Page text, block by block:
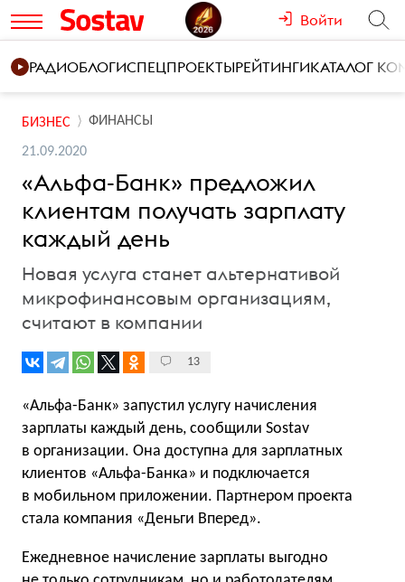
Войти
РАДИОБЛОГИСПЕЦПРОЕКТЫРЕЙТИНГИКАТАЛОГ
БИЗНЕС ФИНАНСЫ
21.09.2020
«Альфа-Банк» предложил
клиентам получать зарплату
каждый день
Новая услуга станет альтернативой
микрофинансовым организациям,
считают в компании
13
«Альфа-Банк» запустил услугу начисления
зарплаты каждый день, сообщили Sostav
в организации. Она доступна для зарплатных
клиентов «Альфа-Банка» и подключается
в мобильном приложении. Партнером проекта
стала компания «Деньги Вперед».
Ежедневное начисление зарплаты выгодно